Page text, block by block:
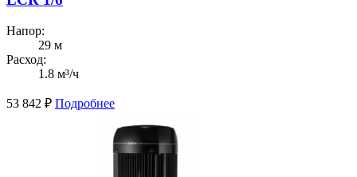
Напор:
29 м
Расход:
1.8 м³/ч
53 842 ₽ Подробнее